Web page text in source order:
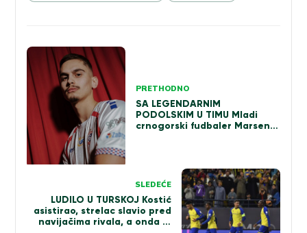
Kretanje
članka
PRETHODNO
SA LEGENDARNIM
PODOLSKIM U TIMU Mladi
crnogorski fudbaler Marsenić
SLEDEĆE
LUDILO U TURSKOJ Kostić
asistirao, strelac slavio pred
navijačima rivala, a onda je